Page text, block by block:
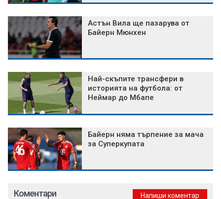
Астън Вила ще пазарува от
Байерн Мюнхен
Най-скъпите трансфери в
историята на футбола: от
Неймар до Мбапе
Байерн няма търпение за мача
за Суперкупата
Коментари Напиши коментар